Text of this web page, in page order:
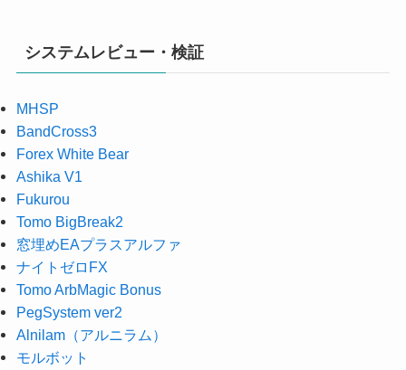
システムレビュー・検証
MHSP
BandCross3
Forex White Bear
Ashika V1
Fukurou
Tomo BigBreak2
窓埋めEAプラスアルファ
ナイトゼロFX
Tomo ArbMagic Bonus
PegSystem ver2
Alnilam（アルニラム）
モルボット